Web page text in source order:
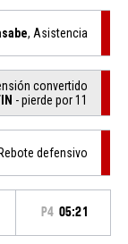
, Asistencia
convertido
- pierde por 11
defensivo
P4 05:21